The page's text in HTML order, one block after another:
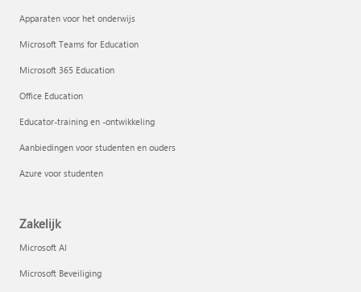
Apparaten voor het onderwijs
Microsoft Teams for Education
Microsoft 365 Education
Office Education
Educator-training en -ontwikkeling
Aanbiedingen voor studenten en ouders
Azure voor studenten
Zakelijk
Microsoft AI
Microsoft Beveiliging